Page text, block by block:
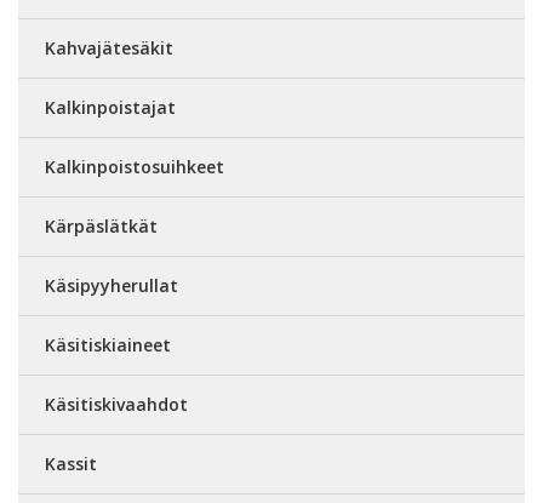
Kahvajätesäkit
Kalkinpoistajat
Kalkinpoistosuihkeet
Kärpäslätkät
Käsipyyherullat
Käsitiskiaineet
Käsitiskivaahdot
Kassit